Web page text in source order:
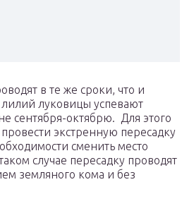
в те же сроки, что и
лилий луковицы успевают
сентября-октябрю. Для этого
экстренную пересадку
сменить место
случае пересадку проводят
земляного кома и без